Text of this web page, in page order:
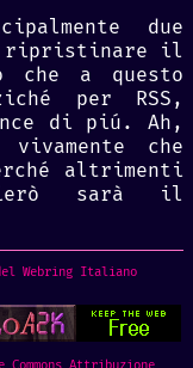
due
ripristinare il
a questo
per RSS,
di piú. Ah,
che
altrimenti
sarà il